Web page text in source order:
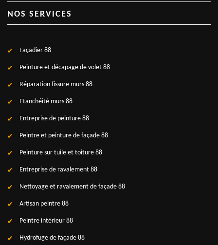
NOS SERVICES
Façadier 88
Peinture et décapage de volet 88
Réparation fissure murs 88
Etanchéité murs 88
Entreprise de peinture 88
Peintre et peinture de façade 88
Peinture sur tuile et toiture 88
Entreprise de ravalement 88
Nettoyage et ravalement de façade 88
Artisan peintre 88
Peintre intérieur 88
Hydrofuge de façade 88